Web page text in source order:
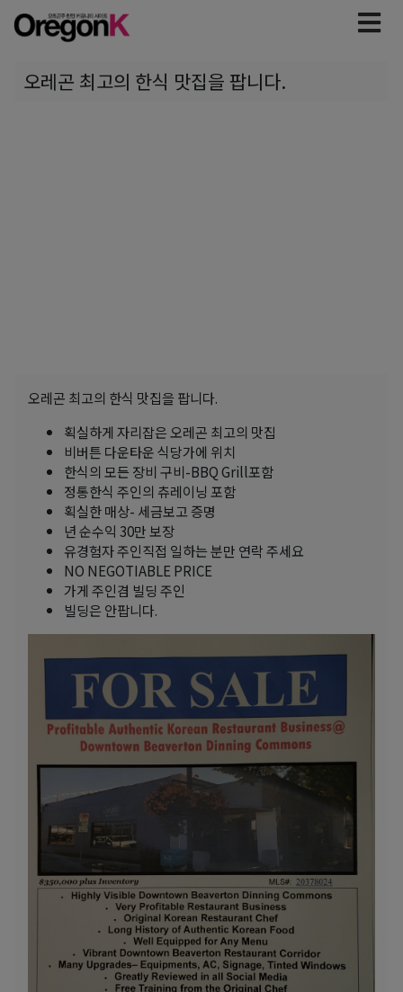
오레곤 최고의 한식 맛집을 팝니다.
오레곤 최고의 한식 맛집을 팝니다.
획실하게 자리잡은 오레곤 최고의 맛집
비버튼 다운타운 식당가에 위치
한식의 모든 장비 구비-BBQ Grill포함
정통한식 주인의 츄레이닝 포함
획실한 매상- 세금보고 증명
년 순수익 30만 보장
유경험자 주인직접 일하는 분만 연락 주세요
NO NEGOTIABLE PRICE
가게 주인겸 빌딩 주인
빌딩은 안팝니다.